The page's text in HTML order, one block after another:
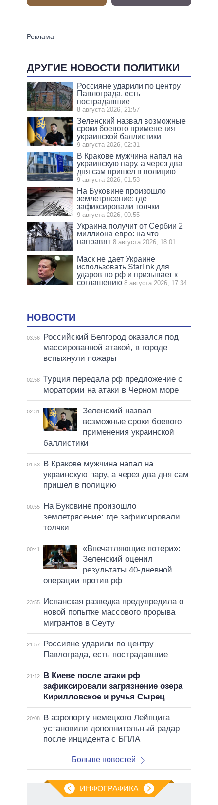
ДРУГИЕ НОВОСТИ ПОЛИТИКИ
Россияне ударили по центру
Павлограда, есть
пострадавшие
8 августа 2026, 21:57
Зеленский назвал возможные
сроки боевого применения
украинской баллистики
9 августа 2026, 02:31
В Кракове мужчина напал на
украинскую пару, а через два
дня сам пришел в полицию
9 августа 2026, 01:53
На Буковине произошло
землетрясение: где
зафиксировали толчки
9 августа 2026, 00:55
Украина получит от Сербии 2
миллиона евро: на что
направят 8 августа 2026, 18:01
Маск не дает Украине
использовать Starlink для
ударов по рф и призывает к
соглашению 8 августа 2026, 17:34
НОВОСТИ
03:56
Российский Белгород оказался под
массированной атакой, в городе
вспыхнули пожары
02:58 Турция передала рф предложение о
моратории на атаки в Черном море
02:31
Зеленский назвал
возможные сроки боевого
применения украинской
баллистики
01:53
В Кракове мужчина напал на
украинскую пару, а через два дня сам
пришел в полицию
00:55
На Буковине произошло
землетрясение: где зафиксировали
толчки
00:41
«Впечатляющие потери»:
Зеленский оценил
результаты 40-дневной
операции против рф
23:55
Испанская разведка предупредила о
новой попытке массового прорыва
мигрантов в Сеуту
21:57
Россияне ударили по центру
Павлограда, есть пострадавшие
21:12
В Киеве после атаки рф
зафиксировали загрязнение озера
Кирилловское и ручья Сырец
20:08
В аэропорту немецкого Лейпцига
установили дополнительный радар
после инцидента с БПЛА
Больше новостей
ИНФОГРАФИКА